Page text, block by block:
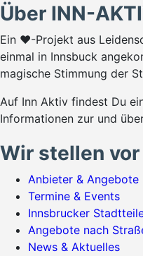
Über INN-
Ein ♥-Projekt aus
einmal in Innsbuck
magische Stimmung der
Auf Inn Aktiv findest Du
Informationen zur und
Wir stellen vor
Anbieter & Angebote
Termine & Events
Innsbrucker
Angebote nach
News & Aktuelles